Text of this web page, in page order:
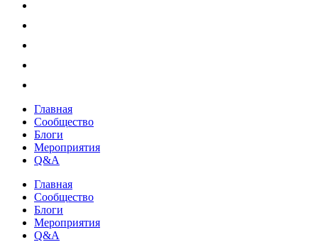
Главная
Сообщество
Блоги
Мероприятия
Q&A
Главная
Сообщество
Блоги
Мероприятия
Q&A